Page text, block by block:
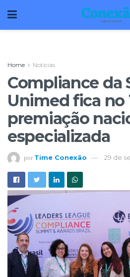
Home Notícias
Compliance da
Unimed fica no
premiação
especializada
por Time Conexão 29 de